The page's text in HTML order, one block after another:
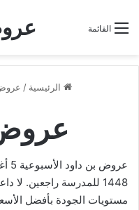
القائمة
الرئيسية /
1448 للمدرسة راجعين.
مستويات الجودة بأفضل